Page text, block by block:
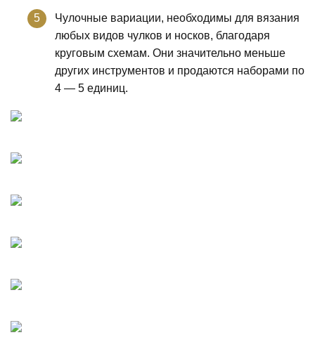
Чулочные вариации, необходимы для вязания
любых видов чулков и носков, благодаря
круговым схемам. Они значительно меньше
других инструментов и продаются наборами по
4 — 5 единиц.